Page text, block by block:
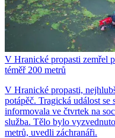
V Hranické propasti zemřel
téměř 200 metrů
V Hranické propasti,
potápěč. Tragická událost
informovala ve čtvrtek na
služba. Tělo bylo
metrů, uvedli záchranáři.